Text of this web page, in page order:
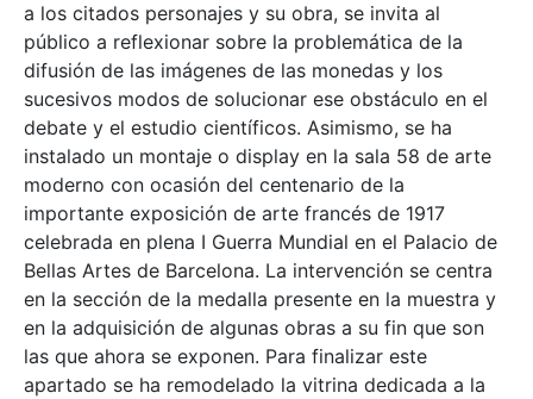
a los citados personajes y su obra, se invita al
público a reflexionar sobre la problemática de la
difusión de las imágenes de las monedas y los
sucesivos modos de solucionar ese obstáculo en el
debate y el estudio científicos. Asimismo, se ha
instalado un montaje o display en la sala 58 de arte
moderno con ocasión del centenario de la
importante exposición de arte francés de 1917
celebrada en plena I Guerra Mundial en el Palacio de
Bellas Artes de Barcelona. La intervención se centra
en la sección de la medalla presente en la muestra y
en la adquisición de algunas obras a su fin que son
las que ahora se exponen. Para finalizar este
apartado se ha remodelado la vitrina dedicada a la